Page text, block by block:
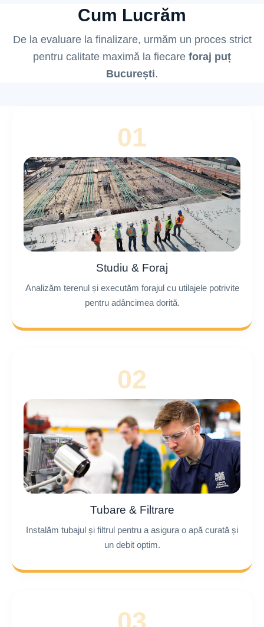
Cum Lucrăm
De la evaluare la finalizare, urmăm un proces strict
pentru calitate maximă la fiecare foraj puț
București.
01
Studiu & Foraj
Analizăm terenul și executăm forajul cu utilajele potrivite
pentru adâncimea dorită.
02
Tubare & Filtrare
Instalăm tubajul și filtrul pentru a asigura o apă curată și
un debit optim.